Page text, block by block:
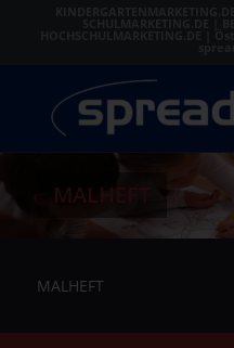
MALHEFT
MALHEFT